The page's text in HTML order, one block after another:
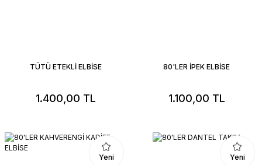
TÜTÜ ETEKLİ ELBİSE
1.400,00 TL
80'LER İPEK ELBİSE
1.100,00 TL
Yeni Yeni